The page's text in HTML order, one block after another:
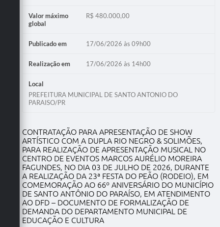
Valor máximo
global
R$ 480.000,00
Publicado em 17/06/2026 às 09h00
Realização em 17/06/2026 às 14h00
Local
PREFEITURA MUNICIPAL DE SANTO ANTONIO DO
PARAISO/PR
CONTRATAÇÃO PARA APRESENTAÇÃO DE SHOW
ARTÍSTICO COM A DUPLA RIO NEGRO & SOLIMÕES,
PARA REALIZAÇÃO DE APRESENTAÇÃO MUSICAL NO
CENTRO DE EVENTOS MARCOS AURÉLIO MOREIRA
FAGUNDES, NO DIA 03 DE JULHO DE 2026, DURANTE
A REALIZAÇÃO DA 23ª FESTA DO PEÃO (RODEIO), EM
COMEMORAÇÃO AO 66º ANIVERSÁRIO DO MUNICÍPIO
DE SANTO ANTÔNIO DO PARAÍSO, EM ATENDIMENTO
AO DFD – DOCUMENTO DE FORMALIZAÇÃO DE
DEMANDA DO DEPARTAMENTO MUNICIPAL DE
EDUCAÇÃO E CULTURA